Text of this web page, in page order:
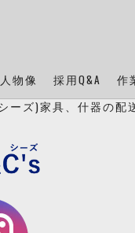
物像 採用Q&A 作
ーズ)家具、什器の配